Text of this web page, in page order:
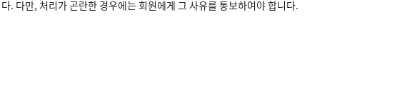
. 다만, 처리가 곤란한 경우에는 회원에게 그 사유를 통보하여야 합니다.